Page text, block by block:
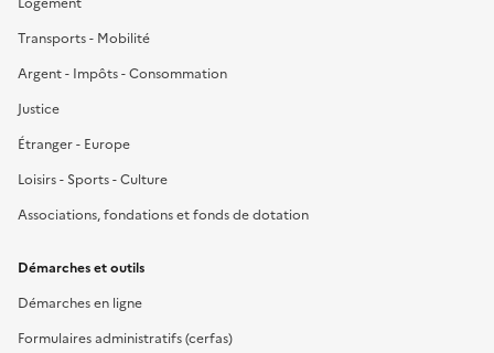
Transports - Mobilité
Argent - Impôts - Consommation
Justice
Étranger - Europe
Loisirs - Sports - Culture
Associations, fondations et fonds de dotation
Démarches et outils
Démarches en ligne
Formulaires administratifs (cerfas)